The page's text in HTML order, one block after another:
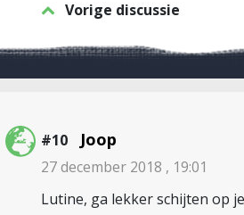
Vorige discussie
#10 Joop
27 december 2018 , 19:01
Lutine, ga lekker schijten op